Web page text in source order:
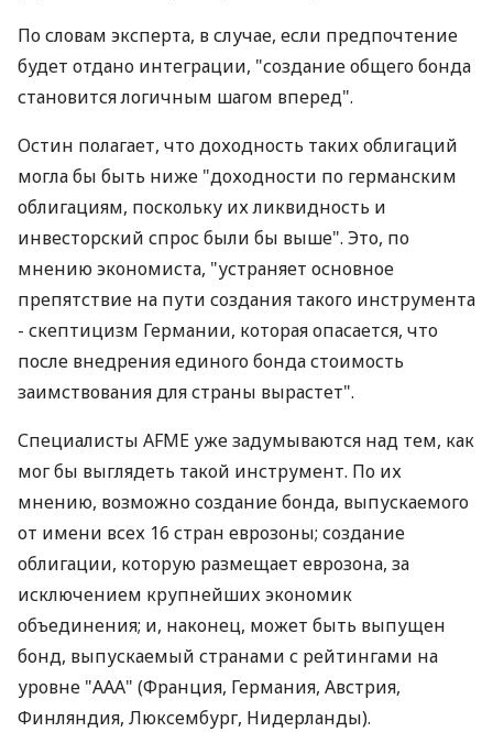
По словам эксперта, в случае, если предпочтение
будет отдано интеграции, "создание общего бонда
становится логичным шагом вперед".
Остин полагает, что доходность таких облигаций
могла бы быть ниже "доходности по германским
облигациям, поскольку их ликвидность и
инвесторский спрос были бы выше". Это, по
мнению экономиста, "устраняет основное
препятствие на пути создания такого инструмента
- скептицизм Германии, которая опасается, что
после внедрения единого бонда стоимость
заимствования для страны вырастет".
Специалисты AFME уже задумываются над тем, как
мог бы выглядеть такой инструмент. По их
мнению, возможно создание бонда, выпускаемого
от имени всех 16 стран еврозоны; создание
облигации, которую размещает еврозона, за
исключением крупнейших экономик
объединения; и, наконец, может быть выпущен
бонд, выпускаемый странами с рейтингами на
уровне "ААА" (Франция, Германия, Австрия,
Финляндия, Люксембург, Нидерланды).